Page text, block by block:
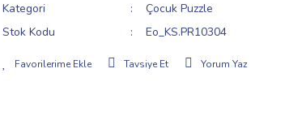
Kategori
Çocuk Puzzle
Stok Kodu
Eo_KS.PR10304
Tavsiye Et Yorum Yaz